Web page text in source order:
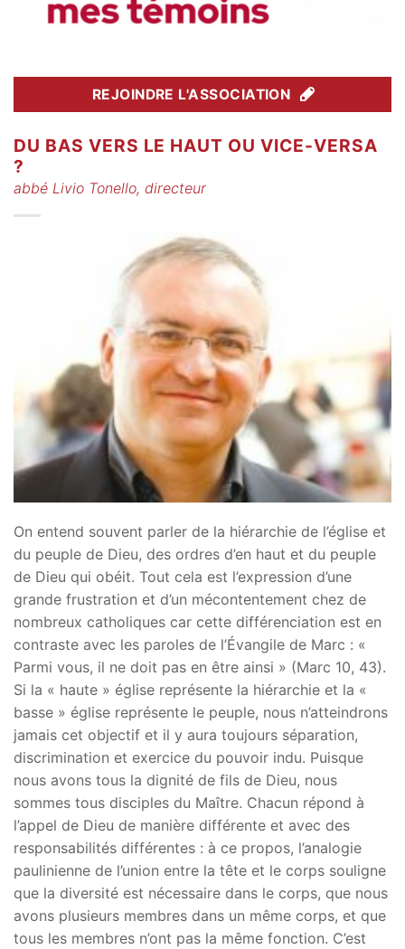
REJOINDRE L'ASSOCIATION
DU BAS VERS LE HAUT OU VICE-VERSA
?
abbé Livio Tonello, directeur
On entend souvent parler de la hiérarchie de l’église et
du peuple de Dieu, des ordres d’en haut et du peuple
de Dieu qui obéit. Tout cela est l’expression d’une
grande frustration et d’un mécontentement chez de
nombreux catholiques car cette différenciation est en
contraste avec les paroles de l’Évangile de Marc : «
Parmi vous, il ne doit pas en être ainsi » (Marc 10, 43).
Si la « haute » église représente la hiérarchie et la «
basse » église représente le peuple, nous n’atteindrons
jamais cet objectif et il y aura toujours séparation,
discrimination et exercice du pouvoir indu. Puisque
nous avons tous la dignité de fils de Dieu, nous
sommes tous disciples du Maître. Chacun répond à
l’appel de Dieu de manière différente et avec des
responsabilités différentes : à ce propos, l’analogie
paulinienne de l’union entre la tête et le corps souligne
que la diversité est nécessaire dans le corps, que nous
avons plusieurs membres dans un même corps, et que
tous les membres n’ont pas la même fonction. C’est